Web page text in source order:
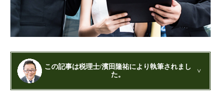
当税理士法人のサービス
資金調達支援
融資による資金調達について
金融機関の融資のポイント
融資を受けやすくする経営
この記事は税理士/濱田隆祐により執筆されまし
た。